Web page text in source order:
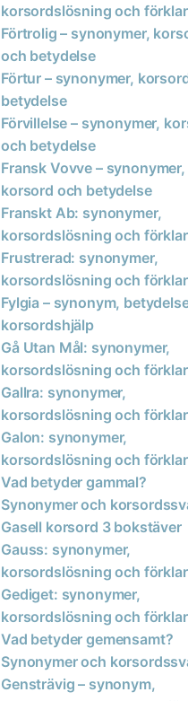
korsordslösning och
Förtrolig – synonymer,
och betydelse
Förtur – synonymer,
betydelse
Förvillelse – synonymer,
och betydelse
Fransk Vovve – synonymer,
korsord och betydelse
Franskt Ab: synonymer,
korsordslösning och
Frustrerad: synonymer,
korsordslösning och
Fylgia – synonym,
korsordshjälp
Gå Utan Mål: synonymer,
korsordslösning och
Gallra: synonymer,
korsordslösning och
Galon: synonymer,
korsordslösning och
Vad betyder gammal?
Synonymer och
Gasell korsord 3 bokstäver
Gauss: synonymer,
korsordslösning och
Gediget: synonymer,
korsordslösning och
Vad betyder gemensamt?
Synonymer och
Gensträvig – synonym,